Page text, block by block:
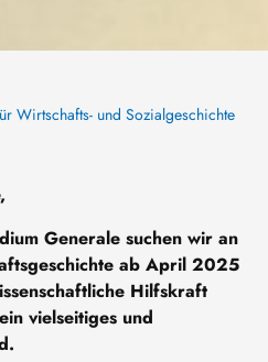
Wirtschafts- und Sozialgeschichte
Generale suchen wir an
ab April 2025
Hilfskraft
vielseitiges und